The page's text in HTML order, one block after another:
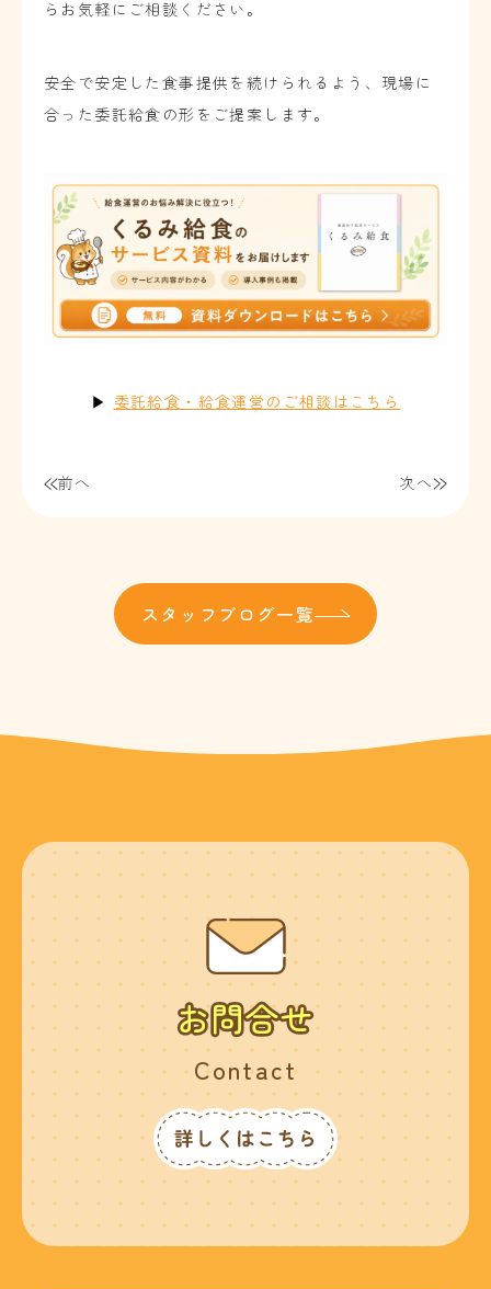
らお気軽にご相談ください。
安全で安定した食事提供を続けられるよう、現場に
合った委託給食の形をご提案します。
▶ 委託給食・給食運営のご相談はこちら
前へ 次へ
スタッフブログ一覧
Contact